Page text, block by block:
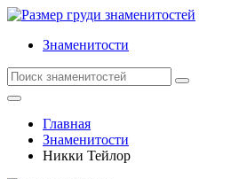
Знаменитости
Главная
Знаменитости
Никки Тейлор